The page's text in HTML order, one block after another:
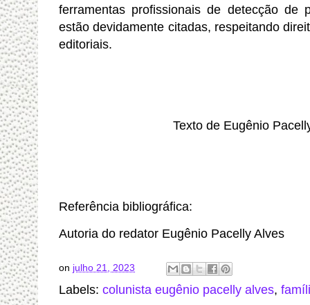
ferramentas profissionais de detecção de
estão devidamente citadas, respeitando
editoriais.
Texto de Eugênio
Referência bibliográfica:
Autoria do redator Eugênio Pacelly Alves
on julho 21, 2023
Labels: colunista eugênio pacelly alves,